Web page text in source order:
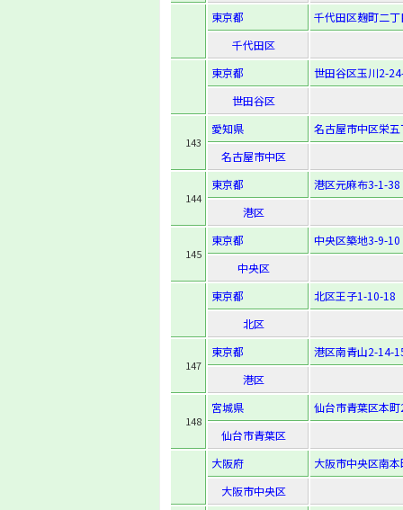
東京都
千代田区麹町二
千代田区
東京都
世田谷区玉川2-
世田谷区
143
愛知県
名古屋市中区栄
名古屋市中区
144
東京都
港区元麻布3-1-38
港区
145
東京都
中央区築地3-9-10
中央区
東京都
北区王子1-10-18
北区
147
東京都
港区南青山2-14-
港区
148
宮城県
仙台市青葉区本
仙台市青葉区
大阪府
大阪市中央区南
大阪市中央区